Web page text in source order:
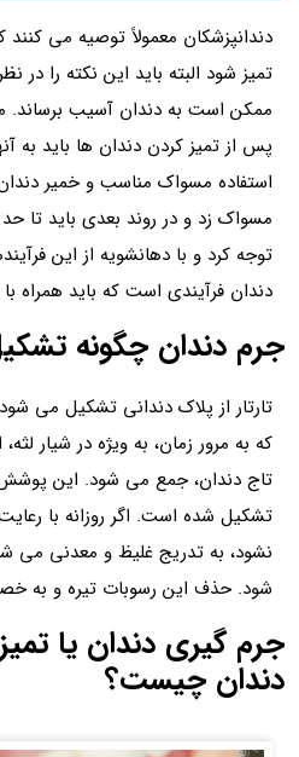
تمیز شود البته باید این نکته را در
ممکن است به دندان آسیب برساند.
پس از تمیز کردن دندان ها باید به
استفاده مسواک مناسب و خمیر
مسواک زد و در روند بعدی باید تا حد
توجه کرد و با دهانشویه از این
دندان فرآیندی است که باید همراه
جرم دندان چگونه
تارتار از پلاک دندانی تشکیل می
که به مرور زمان، به ویژه در شیار
تاج دندان، جمع می شود. این پوشش
تشکیل شده است. اگر روزانه با
نشود، به تدریج غلیظ و معدنی می
شود. حذف این رسوبات تیره و به
جرم گیری دندان یا
دندان چیست؟